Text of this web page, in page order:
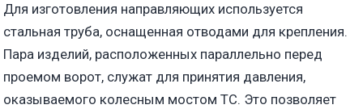
Для изготовления направляющих используется
стальная труба, оснащенная отводами для крепления.
Пара изделий, расположенных параллельно перед
проемом ворот, служат для принятия давления,
оказываемого колесным мостом ТС. Это позволяет